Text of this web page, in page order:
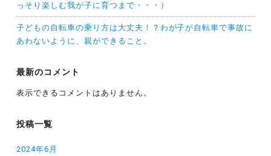
っそり楽しむ我が子に育つまで・・・）
子どもの自転車の乗り方は大丈夫！？わが子が自転車で事故に
あわないように、親ができること。
最新のコメント
表示できるコメントはありません。
投稿一覧
2024年6月